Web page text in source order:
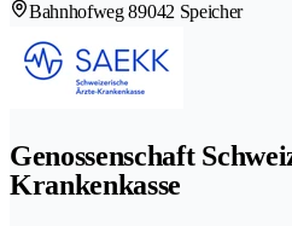
Bahnhofweg 89042 Speicher
Genossenschaft
Krankenkasse